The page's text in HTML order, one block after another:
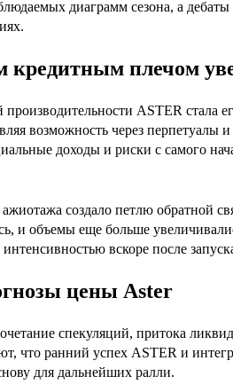
диаграмм сезона, а дебаты
кредитным плечом
ASTER стала
возможность через перпетуалы
доходы и риски с самого
создало петлю обратной
и объемы еще больше
вскоре после
цены Aster
спекуляций, притока
что ранний успех ASTER и
для дальнейших ралли.